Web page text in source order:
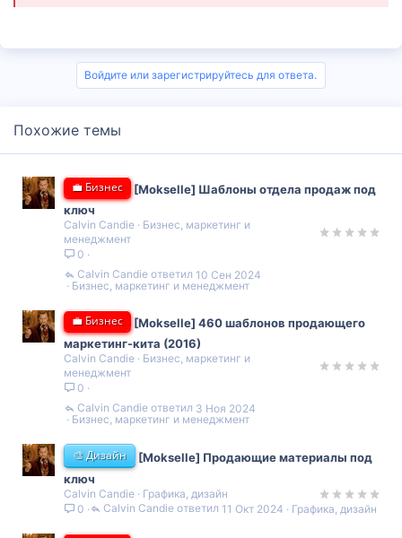
Войдите или зарегистрируйтесь для ответа.
Похожие темы
💼 Бизнес
[Mokselle] Шаблоны отдела продаж под
ключ
Calvin Candie
Бизнес, маркетинг и
менеджмент
0
Бизнес, маркетинг и менеджмент
10 Сен 2024
Calvin Candie
💼 Бизнес
[Mokselle] 460 шаблонов продающего
маркетинг-кита (2016)
Calvin Candie
Бизнес, маркетинг и
менеджмент
0
Бизнес, маркетинг и менеджмент
3 Ноя 2024
Calvin Candie
🎨 Дизайн
[Mokselle] Продающие материалы под
ключ
Calvin Candie
Графика, дизайн
0
Графика, дизайн
11 Окт 2024
Calvin Candie